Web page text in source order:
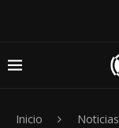
Inicio Noticias